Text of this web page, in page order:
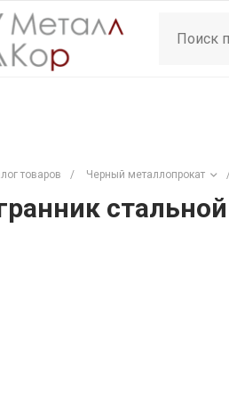
товаров / Черный металлопрокат